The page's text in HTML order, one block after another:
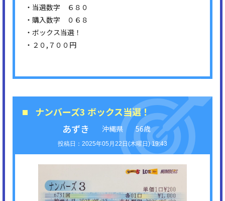
・当選数字 ６８０
・購入数字 ０６８
・ボックス当選！
・２０,７００円
ナンバーズ3 ボックス当選！
あずき
沖縄県 56歳
2025年05月22日(木曜日) 19:43